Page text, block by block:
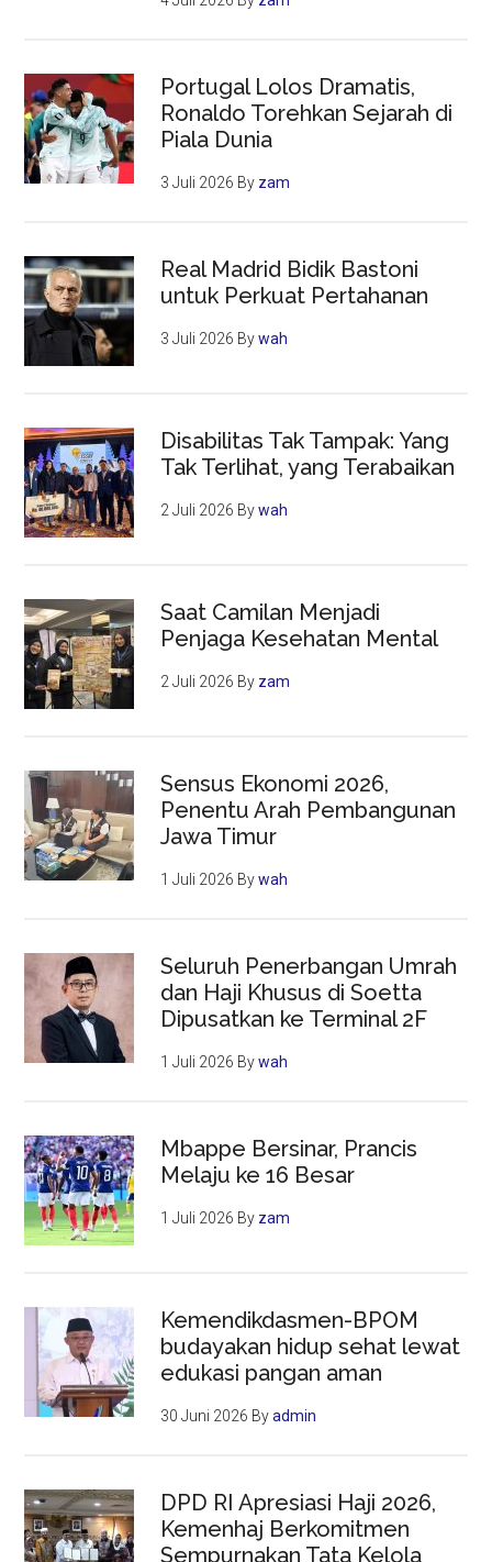
Portugal Lolos Dramatis,
Ronaldo Torehkan Sejarah di
Piala Dunia
3 Juli 2026 By zam
Real Madrid Bidik Bastoni
untuk Perkuat Pertahanan
3 Juli 2026 Bywah
Disabilitas Tak Tampak: Yang
Tak Terlihat, yang Terabaikan
2 Juli 2026 Bywah
Saat Camilan Menjadi
Penjaga Kesehatan Mental
2 Juli 2026 By zam
Sensus Ekonomi 2026,
Penentu Arah Pembangunan
Jawa Timur
1 Juli 2026 Bywah
Seluruh Penerbangan Umrah
dan Haji Khusus di Soetta
Dipusatkan ke Terminal 2F
1 Juli 2026 Bywah
Mbappe Bersinar, Prancis
Melaju ke 16 Besar
1 Juli 2026 By zam
Kemendikdasmen-BPOM
budayakan hidup sehat lewat
edukasi pangan aman
30 Juni 2026 Byadmin
DPD RI Apresiasi Haji 2026,
Kemenhaj Berkomitmen
Sempurnakan Tata Kelola